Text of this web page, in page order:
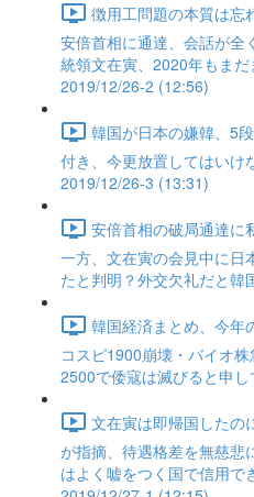
徴用工問題の本質は忘
安倍首相に通達、会話が
統領文在寅、2020年もま
2019/12/26-2 (12:56)
韓国が日本の嫌韓、5
付き、今更放置してはいけ
2019/12/26-3 (13:31)
安倍首相の破局通達に
一方、文在寅の会見中に日
たと判明？外交欠礼だと
韓国経済まとめ、今年
コスピ1900崩壊・バイオ
2500で倭寇は滅びると申
文在寅は即帰国したの
が指摘、待遇格差を無慈悲
はよく嘘をつく国で信用